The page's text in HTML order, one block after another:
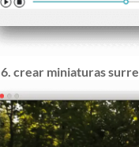
6. crear miniaturas